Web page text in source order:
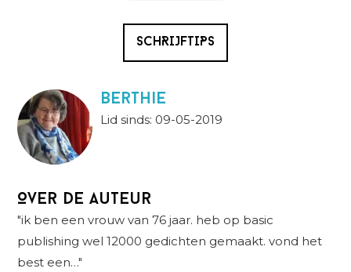
SCHRIJFTIPS
berthie
Lid sinds: 09-05-2019
Over de auteur
"ik ben een vrouw van 76 jaar. heb op basic
publishing wel 12000 gedichten gemaakt. vond het
best een…"